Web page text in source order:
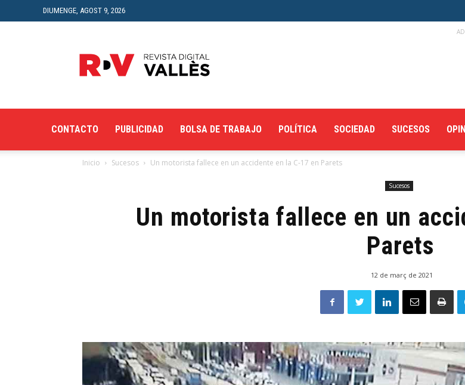
DIUMENGE, AGOST 9, 2026
Digital
del
CONTACTO PUBLICIDAD BOLSA DE TRABAJO POLÍTICA SOCIEDAD SUCESOS
Inicio Sucesos Un motorista fallece en un accidente en la C-17 en Parets
Sucesos
Un motorista fallece en un
Parets
12 de març de 2021